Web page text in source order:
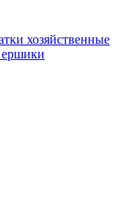
хозяйственные
ершики